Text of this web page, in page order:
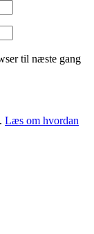
til næste gang
Læs om hvordan